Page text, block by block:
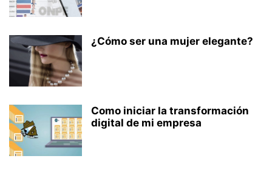
¿Cómo ser una mujer elegante?
Como iniciar la transformación
digital de mi empresa